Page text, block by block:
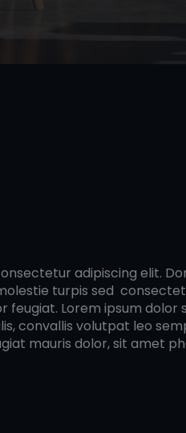
adipiscing elit.
turpis sed
Lorem ipsum dolor
convallis volutpat leo
mauris dolor, sit amet